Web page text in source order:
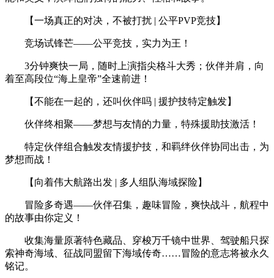
【一场真正的对决，不被打扰 | 公平PVP竞技】
竞场试锋芒——公平竞技，实力为王！
3分钟爽快一局，随时上演指尖格斗大秀；伙伴并肩，向
着至高段位“海上皇帝”全速前进！
【不能在一起的，还叫伙伴吗 | 援护技特定触发】
伙伴终相聚——梦想与友情的力量，特殊援助技激活！
特定伙伴组合触发友情援护技，和羁绊伙伴协同出击，为
梦想而战！
【向着伟大航路出发 | 多人组队海域探险】
冒险多奇遇——伙伴召集，趣味冒险，爽快战斗，航程中
的故事由你定义！
收集海量原著特色藏品、穿梭万千镜中世界、驾驶船只探
索神奇海域、征战同盟留下海域传奇……冒险的意志将被永久
铭记。